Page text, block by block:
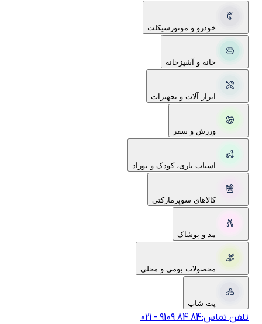
خودرو و موتورسیکلت
خانه و آشپزخانه
ابزار آلات و تجهیزات
ورزش و سفر
اسباب بازی، کودک و نوزاد
کالاهای سوپرمارکتی
مد و پوشاک
محصولات بومی و محلی
پت شاپ
تماس: 021-‎9109‎ ‎84‎ ‎84‎